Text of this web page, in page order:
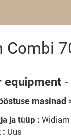
equipment
masinad
ja tüüp :
: Uus